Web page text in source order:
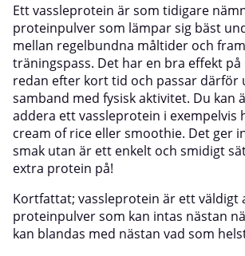
Ett vassleprotein är som tidigare
proteinpulver som lämpar sig bäst
mellan regelbundna måltider och
träningspass. Det har en bra effekt på
redan efter kort tid och passar därför
samband med fysisk aktivitet. Du kan
addera ett vassleprotein i exempelvis
cream of rice eller smoothie. Det ger
smak utan är ett enkelt och smidigt
extra protein på!
Kortfattat; vassleprotein är ett väldigt
proteinpulver som kan intas nästan
kan blandas med nästan vad som